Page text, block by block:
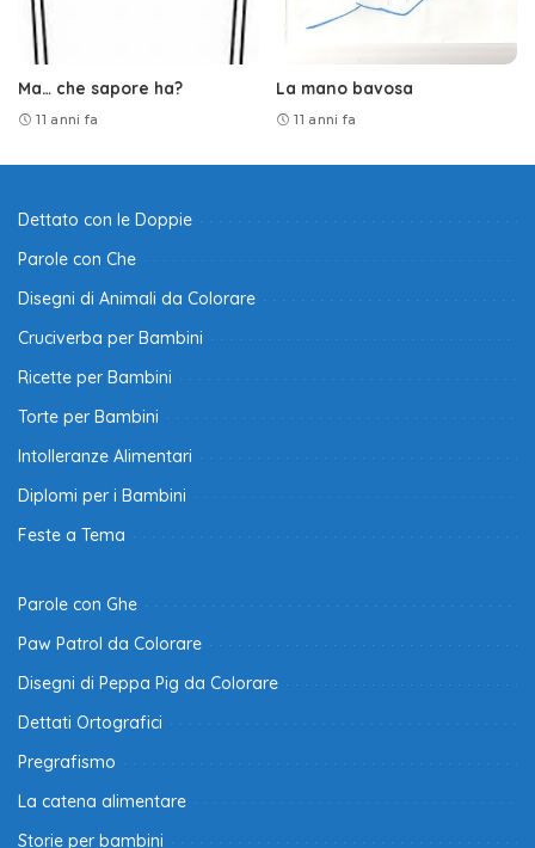
Ma… che sapore ha?
11 anni fa
La mano bavosa
11 anni fa
Dettato con le Doppie
Parole con Che
Disegni di Animali da Colorare
Cruciverba per Bambini
Ricette per Bambini
Torte per Bambini
Intolleranze Alimentari
Diplomi per i Bambini
Feste a Tema
Parole con Ghe
Paw Patrol da Colorare
Disegni di Peppa Pig da Colorare
Dettati Ortografici
Pregrafismo
La catena alimentare
Storie per bambini